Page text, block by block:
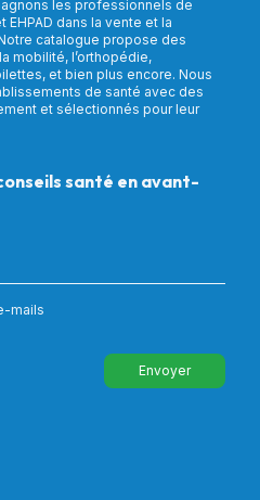
les professionnels de
dans la vente et la
catalogue propose des
mobilité, l’orthopédie,
et bien plus encore. Nous
de santé avec des
et sélectionnés pour leur
santé en avant-
mails
Envoyer